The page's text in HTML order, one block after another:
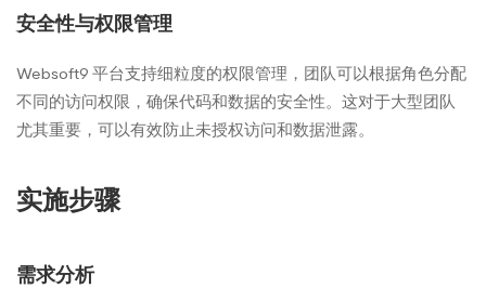
安全性与权限管理
Websoft9 平台支持细粒度的权限管理，团队可以根据角色分配
不同的访问权限，确保代码和数据的安全性。这对于大型团队
尤其重要，可以有效防止未授权访问和数据泄露。
实施步骤
需求分析